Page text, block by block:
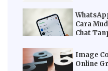
Cara
Chat
Image
Online